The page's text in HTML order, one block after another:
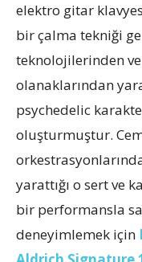
elektro gitar
bir çalma tekniği
teknolojilerinden
olanaklarından
psychedelic
oluşturmuştur.
yarattığı o sert ve
bir performansla
deneyimlemek için